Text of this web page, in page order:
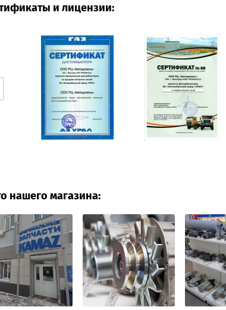
и лицензии:
нашего магазина: